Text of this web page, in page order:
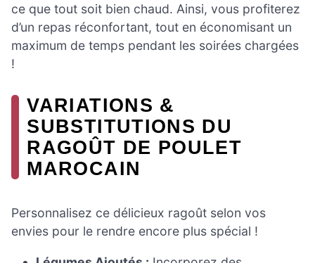
ce que tout soit bien chaud. Ainsi, vous profiterez
d’un repas réconfortant, tout en économisant un
maximum de temps pendant les soirées chargées
!
VARIATIONS &
SUBSTITUTIONS DU
RAGOÛT DE POULET
MAROCAIN
Personnalisez ce délicieux ragoût selon vos
envies pour le rendre encore plus spécial !